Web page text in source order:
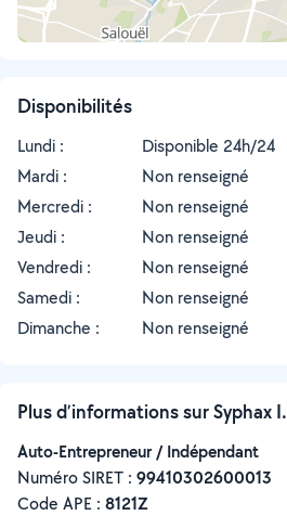
Disponibilités
Lundi :
Disponible 24h/24
Mardi :
Non renseigné
Mercredi :
Non renseigné
Jeudi :
Non renseigné
Vendredi :
Non renseigné
Samedi :
Non renseigné
Dimanche :
Non renseigné
Plus d’informations sur Syphax I.
Auto-Entrepreneur / Indépendant
Numéro SIRET : ‍99410302600013
Code APE : 8121Z